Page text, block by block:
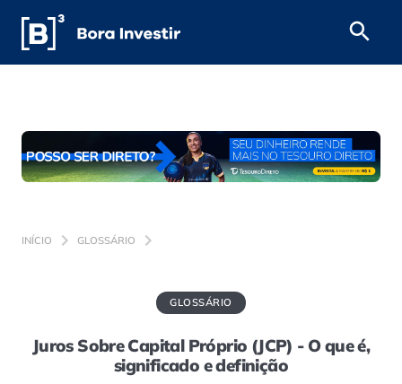
INÍCIO GLOSSÁRIO
GLOSSÁRIO
Juros Sobre Capital Próprio (JCP) - O que é,
significado e definição